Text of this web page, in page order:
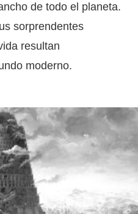
de todo el planeta.
sorprendentes
resultan
moderno.